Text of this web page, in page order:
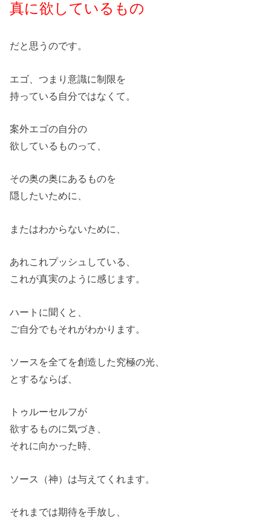
真に欲しているもの
だと思うのです。
エゴ、つまり意識に制限を
持っている自分ではなくて。
案外エゴの自分の
欲しているものって、
その奥の奥にあるものを
隠したいために、
またはわからないために、
あれこれプッシュしている、
これが真実のように感じます。
ハートに聞くと、
ご自分でもそれがわかります。
ソースを全てを創造した究極の光、
とするならば、
トゥルーセルフが
欲するものに気づき、
それに向かった時、
ソース（神）は与えてくれます。
それまでは期待を手放し、